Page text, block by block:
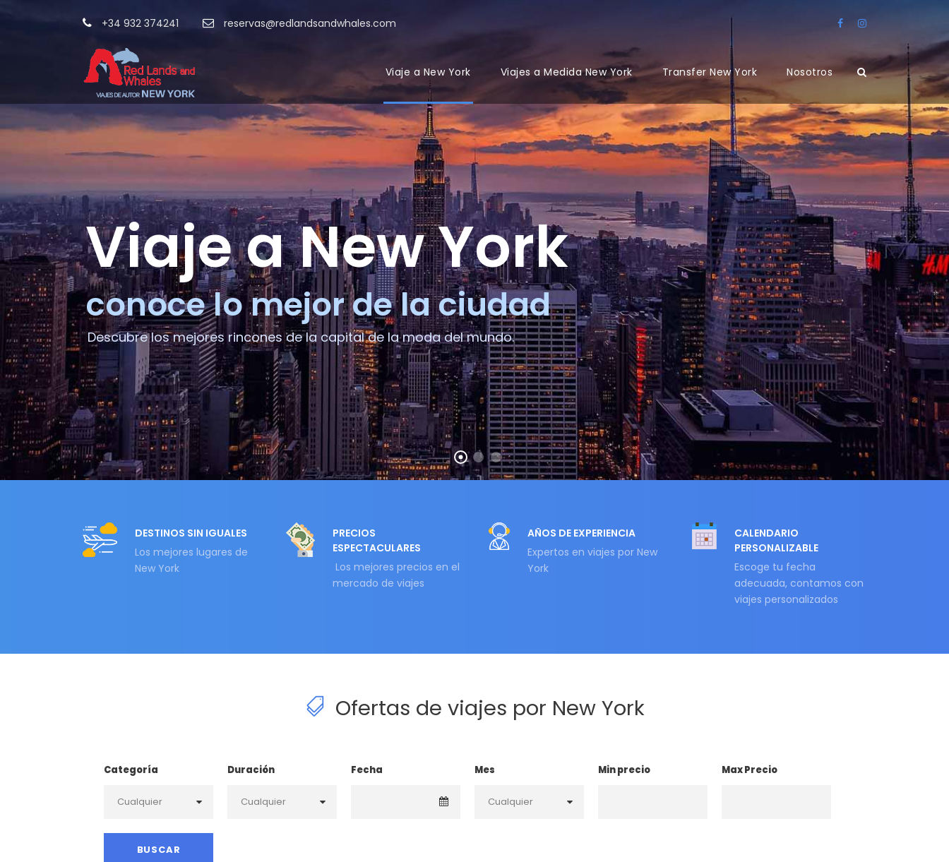
+34 932 374241 reservas@redlandsandwhales.com
Viaje a New York Viajes a Medida New York Transfer New York Nosotros
Viaje a New York
conoce lo mejor de la ciudad
Descubre los mejores rincones de la capital de la moda del mundo.
DESTINOS SIN IGUALES
Los mejores lugares de
New York
PRECIOS
ESPECTACULARES
Los mejores precios en el
mercado de viajes
AÑOS DE EXPERIENCIA
Expertos en viajes por New
York
CALENDARIO
PERSONALIZABLE
Escoge tu fecha
adecuada, contamos con
viajes personalizados
Ofertas de viajes por New York
Categoría Duración Fecha Mes Min precio Max Precio